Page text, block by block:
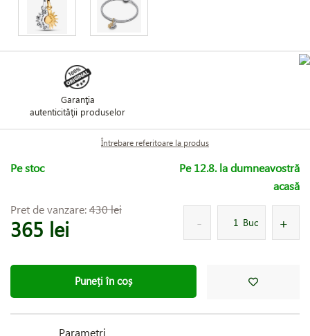
Garanţia
autenticităţii produselor
Întrebare referitoare la produs
Pe stoc
Pe 12.8. la dumneavostră
acasă
Pret de vanzare:430 lei
365 lei Buc
Puneți în coș
Parametri